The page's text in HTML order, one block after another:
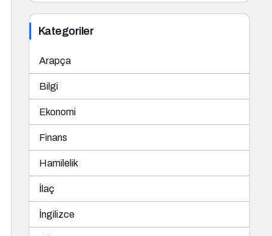
Kategoriler
Arapça
Bilgi
Ekonomi
Finans
Hamilelik
İlaç
İngilizce